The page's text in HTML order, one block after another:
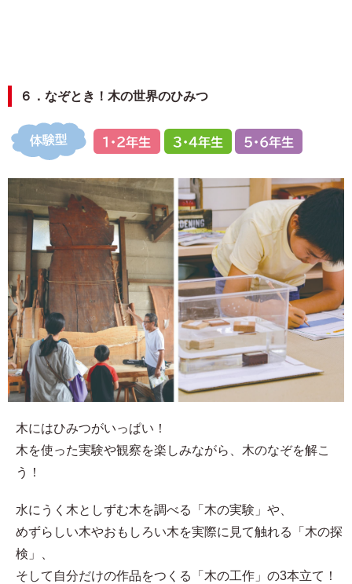
６．なぞとき！木の世界のひみつ
木にはひみつがいっぱい！
木を使った実験や観察を楽しみながら、木のなぞを解こ
う！
水にうく木としずむ木を調べる「木の実験」や、
めずらしい木やおもしろい木を実際に見て触れる「木の探
検」、
そして自分だけの作品をつくる「木の工作」の3本立て！